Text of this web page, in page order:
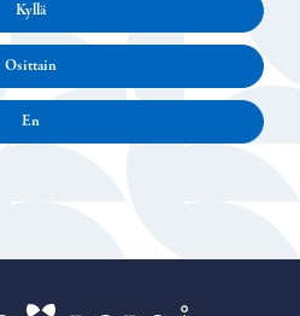
Kyllä
Osittain
En